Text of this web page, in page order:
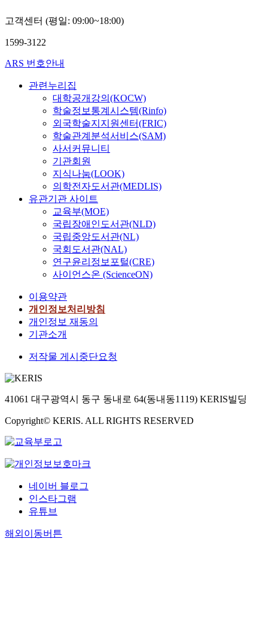
고객센터 (평일: 09:00~18:00)
1599-3122
ARS 번호안내
관련누리집
대학공개강의(KOCW)
학술정보통계시스템(Rinfo)
외국학술지지원센터(FRIC)
학술관계분석서비스(SAM)
사서커뮤니티
기관회원
지식나눔(LOOK)
의학전자도서관(MEDLIS)
유관기관 사이트
교육부(MOE)
국립장애인도서관(NLD)
국립중앙도서관(NL)
국회도서관(NAL)
연구윤리정보포털(CRE)
사이언스온 (ScienceON)
이용약관
개인정보처리방침
개인정보 재동의
기관소개
저작물 게시중단요청
41061 대구광역시 동구 동내로 64(동내동1119) KERIS빌딩
Copyright© KERIS. ALL RIGHTS RESERVED
네이버 블로그
인스타그램
유튜브
해외이동버튼